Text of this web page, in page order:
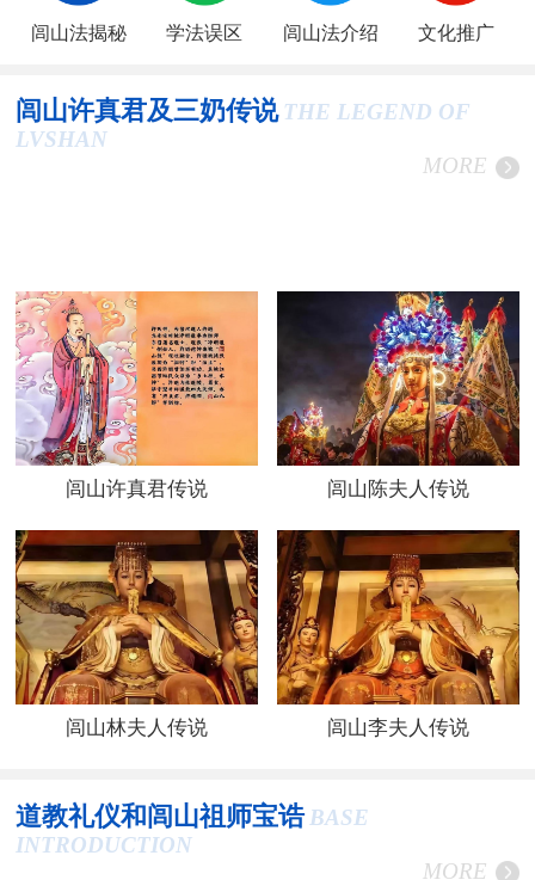
闾山法揭秘 学法误区 闾山法介绍 文化推广
闾山许真君及三奶传说 THE LEGEND OF
LVSHAN
MORE
闾山许真君传说 闾山陈夫人传说
闾山林夫人传说 闾山李夫人传说
道教礼仪和闾山祖师宝诰 BASE
INTRODUCTION
MORE